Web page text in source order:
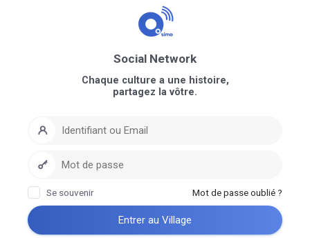
Social Network
Chaque culture a une histoire,
partagez la vôtre.
Se souvenir Mot de passe oublié ?
Entrer au Village